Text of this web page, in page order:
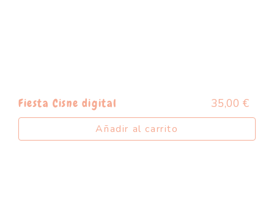
Fiesta Cisne digital 35,00€
Añadir al carrito